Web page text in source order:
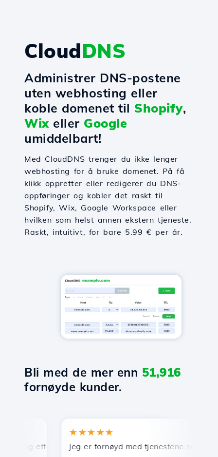
CloudDNS
Administrer DNS-postene
uten webhosting eller
koble domenet til Shopify,
Wixeller Google
umiddelbart!
Med CloudDNS trenger du ikke lenger
webhosting for å bruke domenet. På få
klikk oppretter eller redigerer du DNS-
oppføringer og kobler det raskt til
Shopify, Wix, Google Workspace eller
hvilken som helst annen ekstern tjeneste.
Raskt, intuitivt, for bare 5.99 € per år.
Bli med de mer enn 51,916
fornøyde kunder.
og effektiv teknisk support.
★★★★★
Jeg er fornøyd med tjenestene som tilbys